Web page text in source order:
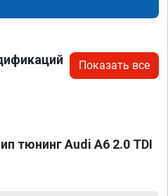
Показать все
тюнинг Audi A6 2.0 TDI